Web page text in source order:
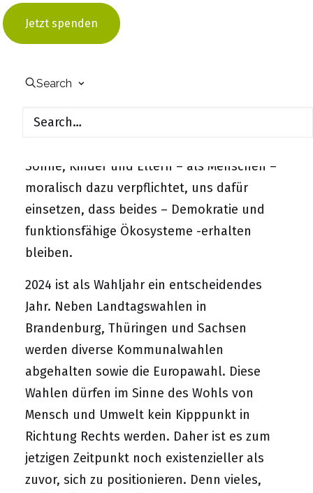
Jetzt spenden
Search
eine starke Lobby hat, ist die Umweltbilanz
der Staaten am besten.
Zukunft sowie auch uns selbst nicht die
verwehren, sind wir daher als Freunde und
Söhne, Kinder und Eltern – als Menschen –
moralisch dazu verpflichtet, uns dafür
einsetzen, dass beides – Demokratie und
funktionsfähige Ökosysteme -erhalten
bleiben.
2024 ist als Wahljahr ein entscheidendes
Jahr. Neben Landtagswahlen in
Brandenburg, Thüringen und Sachsen
werden diverse Kommunalwahlen
abgehalten sowie die Europawahl. Diese
Wahlen dürfen im Sinne des Wohls von
Mensch und Umwelt kein Kipppunkt in
Richtung Rechts werden. Daher ist es zum
jetzigen Zeitpunkt noch existenzieller als
zuvor, sich zu positionieren. Denn vieles,